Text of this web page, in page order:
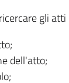
gli
dell'atto;